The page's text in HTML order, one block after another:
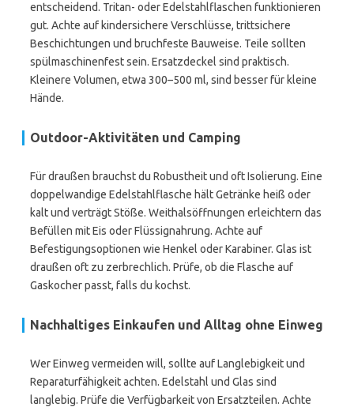
entscheidend. Tritan- oder Edelstahlflaschen funktionieren
gut. Achte auf kindersichere Verschlüsse, trittsichere
Beschichtungen und bruchfeste Bauweise. Teile sollten
spülmaschinenfest sein. Ersatzdeckel sind praktisch.
Kleinere Volumen, etwa 300–500 ml, sind besser für kleine
Hände.
Outdoor-Aktivitäten und Camping
Für draußen brauchst du Robustheit und oft Isolierung. Eine
doppelwandige Edelstahlflasche hält Getränke heiß oder
kalt und verträgt Stöße. Weithalsöffnungen erleichtern das
Befüllen mit Eis oder Flüssignahrung. Achte auf
Befestigungsoptionen wie Henkel oder Karabiner. Glas ist
draußen oft zu zerbrechlich. Prüfe, ob die Flasche auf
Gaskocher passt, falls du kochst.
Nachhaltiges Einkaufen und Alltag ohne Einweg
Wer Einweg vermeiden will, sollte auf Langlebigkeit und
Reparaturfähigkeit achten. Edelstahl und Glas sind
langlebig. Prüfe die Verfügbarkeit von Ersatzteilen. Achte